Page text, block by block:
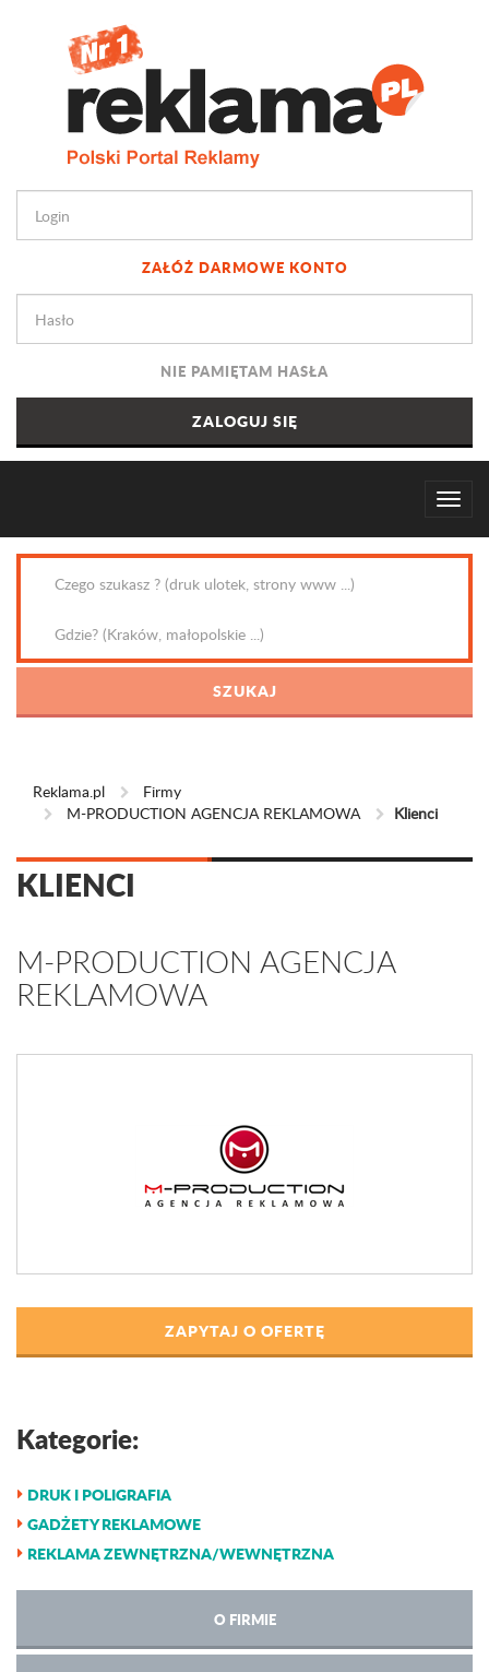
ZAŁÓŻ DARMOWE KONTO
NIE PAMIĘTAM HASŁA
Reklama.pl
Firmy
M-PRODUCTION AGENCJA REKLAMOWA
Klienci
KLIENCI
M-PRODUCTION AGENCJA
REKLAMOWA
ZAPYTAJ O OFERTĘ
Kategorie:
DRUK I POLIGRAFIA
GADŻETY REKLAMOWE
REKLAMA ZEWNĘTRZNA/WEWNĘTRZNA
O FIRMIE